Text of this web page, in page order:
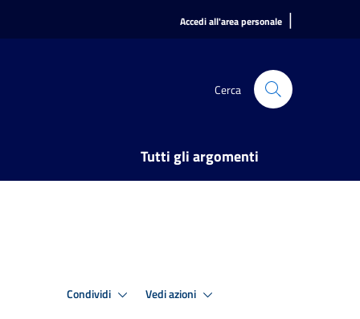
Accedi all'area personale |
Cerca
Tutti gli argomenti
Condividi Vedi azioni